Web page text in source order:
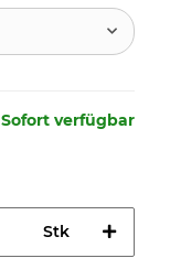
Sofort verfügbar
Stk